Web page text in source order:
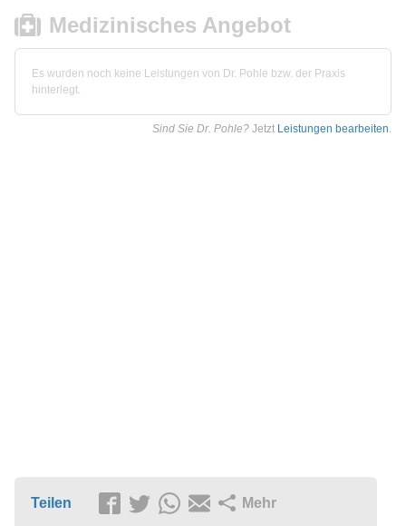
Medizinisches Angebot
Es wurden noch keine Leistungen von Dr. Pohle bzw. der Praxis
hinterlegt.
Sind Sie Dr. Pohle? Jetzt Leistungen bearbeiten.
Teilen Mehr